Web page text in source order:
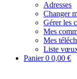
Adresses
Changer
Gérer les
Mes
Mes
Liste
Panier0 0,00 €